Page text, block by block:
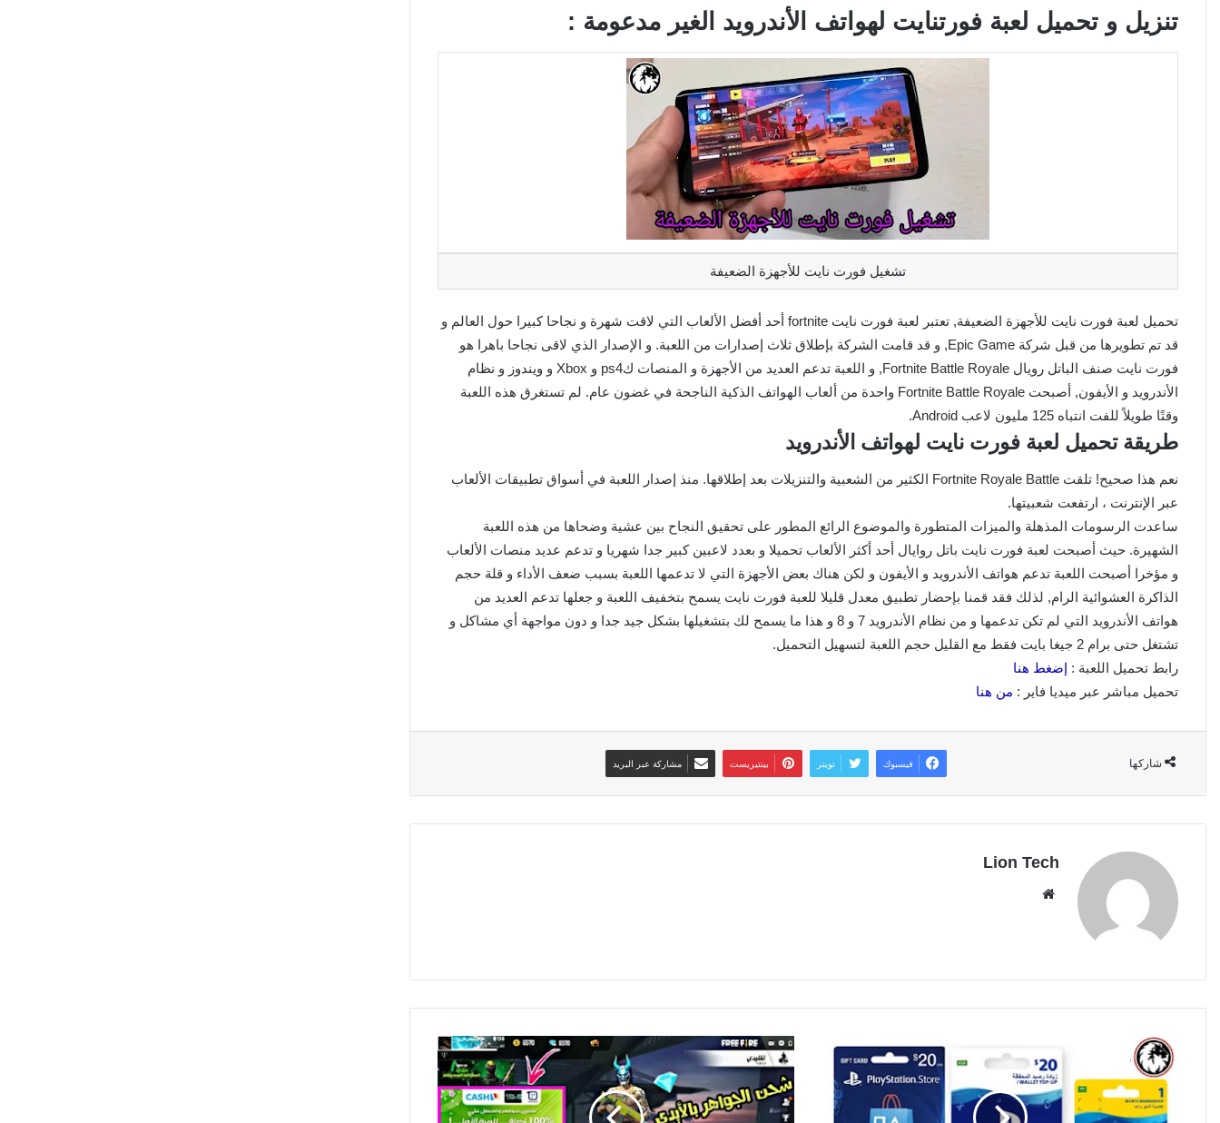
تنزيل و تحميل لعبة فورتنايت لهواتف الأندرويد الغير مدعومة :
تشغيل فورت نايت للأجهزة الضعيفة
تحميل لعبة فورت نايت للأجهزة الضعيفة, تعتبر لعبة فورت نايت fortnite أحد أفضل الألعاب التي لاقت شهرة و نجاحا كبيرا حول العالم و
قد تم تطويرها من قبل شركة Epic Game, و قد قامت الشركة بإطلاق ثلاث إصدارات من اللعبة. و الإصدار الذي لاقى نجاحا باهرا هو
فورت نايت صنف الباتل رويال Fortnite Battle Royale, و اللعبة تدعم العديد من الأجهزة و المنصات كps4 و Xbox و ويندوز و نظام
الأندرويد و الأيفون, أصبحت Fortnite Battle Royale واحدة من ألعاب الهواتف الذكية الناجحة في غضون عام. لم تستغرق هذه اللعبة
وقتًا طويلاً للفت انتباه 125 مليون لاعب Android.
طريقة تحميل لعبة فورت نايت لهواتف الأندرويد
نعم هذا صحيح! تلقت Fortnite Royale Battle الكثير من الشعبية والتنزيلات بعد إطلاقها. منذ إصدار اللعبة في أسواق تطبيقات الألعاب
عبر الإنترنت ، ارتفعت شعبيتها.
ساعدت الرسومات المذهلة والميزات المتطورة والموضوع الرائع المطور على تحقيق النجاح بين عشية وضحاها من هذه اللعبة
الشهيرة. حيث أصبحت لعبة فورت نايت باتل روايال أحد أكثر الألعاب تحميلا و بعدد لاعبين كبير جدا شهريا و تدعم عديد منصات الألعاب
و مؤخرا أصبحت اللعبة تدعم هواتف الأندرويد و الأيفون و لكن هناك بعض الأجهزة التي لا تدعمها اللعبة بسبب ضعف الأداء و قلة حجم
الذاكرة العشوائية الرام, لذلك فقد قمنا بإحضار تطبيق معدل قليلا للعبة فورت نايت يسمح بتخفيف اللعبة و جعلها تدعم العديد من
هواتف الأندرويد التي لم تكن تدعمها و من نظام الأندرويد 7 و 8 و هذا ما يسمح لك بتشغيلها بشكل جيد جدا و دون مواجهة أي مشاكل و
تشتغل حتى برام 2 جيغا بايت فقط مع القليل حجم اللعبة لتسهيل التحميل.
رابط تحميل اللعبة : إضغط هنا
تحميل مباشر عبر ميديا فاير : من هنا
شاركها فيسبوك تويتر بينتيريست مشاركة عبر البريد
Lion Tech